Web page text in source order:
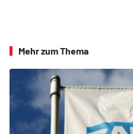
Mehr zum Thema